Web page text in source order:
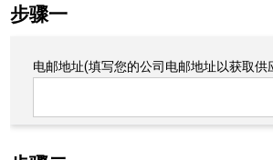
步骤一
电邮地址(填写您的公司电邮地址以获取供